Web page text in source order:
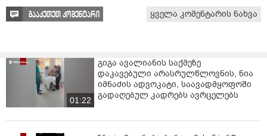
გაერთიანება, ეს არის ის, რისთვისაც ვიბრძვით,
რისთვისაც ვშრომობთ, რისთვისაც იბრძოდნენ ჩვენი
ყველაფრით გავხდეთ ევროპის წევრი ქვეყანა, ეს არის
ყველაზე მთავარი და მნიშვნელოვანი.
თვითონ გიორგიზე მე კომენტარი არ გამიკეთებია და
ახლა ვიტყვი, მივცემ თავს უფლებას - გიორგის მინდა
გააკეთეთ კომენტარი ყველა კომენტარის ნახვა
01:22
გიგა ავალიანის საქმეზე
დაკავებული არასრულწლოვნის, ნია
იმნაძის ადვოკატი, საავადმყოფოში
გადაღებულ კადრებს ავრცელებს